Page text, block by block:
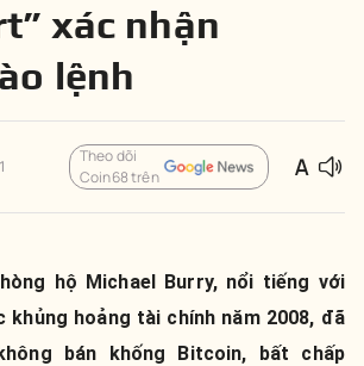
xác nhận
lệnh
Theo dõi
Coin68 trên
hộ Michael Burry, nổi tiếng với
khủng hoảng tài chính năm 2008, đã
bán khống Bitcoin, bất chấp